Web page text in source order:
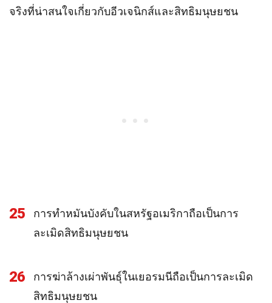
จริงที่น่าสนใจเกี่ยวกับอีวเจนิกส์และสิทธิมนุษยชน
25
การทำหมันบังคับในสหรัฐอเมริกาถือเป็นการ
ละเมิดสิทธิมนุษยชน
26
การฆ่าล้างเผ่าพันธุ์ในเยอรมนีถือเป็นการละเมิด
สิทธิมนุษยชน